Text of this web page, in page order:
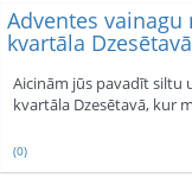
Adventes
kvartāla
Aicinām jūs pavadīt siltu
kvartāla Dzesētavā, kur
(0)